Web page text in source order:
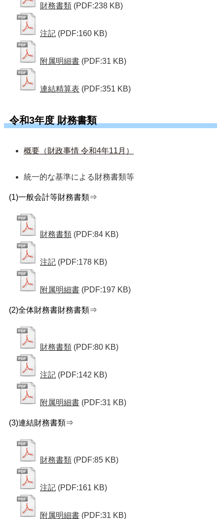
財務書類 (PDF:238 KB)
注記 (PDF:160 KB)
附属明細書 (PDF:31 KB)
連結精算表 (PDF:351 KB)
令和3年度 財務書類
概要（財政事情 令和4年11月）
統一的な基準による財務書類等
(1)一般会計等財務書類⇒
財務書類 (PDF:84 KB)
注記 (PDF:178 KB)
附属明細書 (PDF:197 KB)
(2)全体財務書財務書類⇒
財務書類 (PDF:80 KB)
注記 (PDF:142 KB)
附属明細書 (PDF:31 KB)
(3)連結財務書類⇒
財務書類 (PDF:85 KB)
注記 (PDF:161 KB)
附属明細書 (PDF:31 KB)